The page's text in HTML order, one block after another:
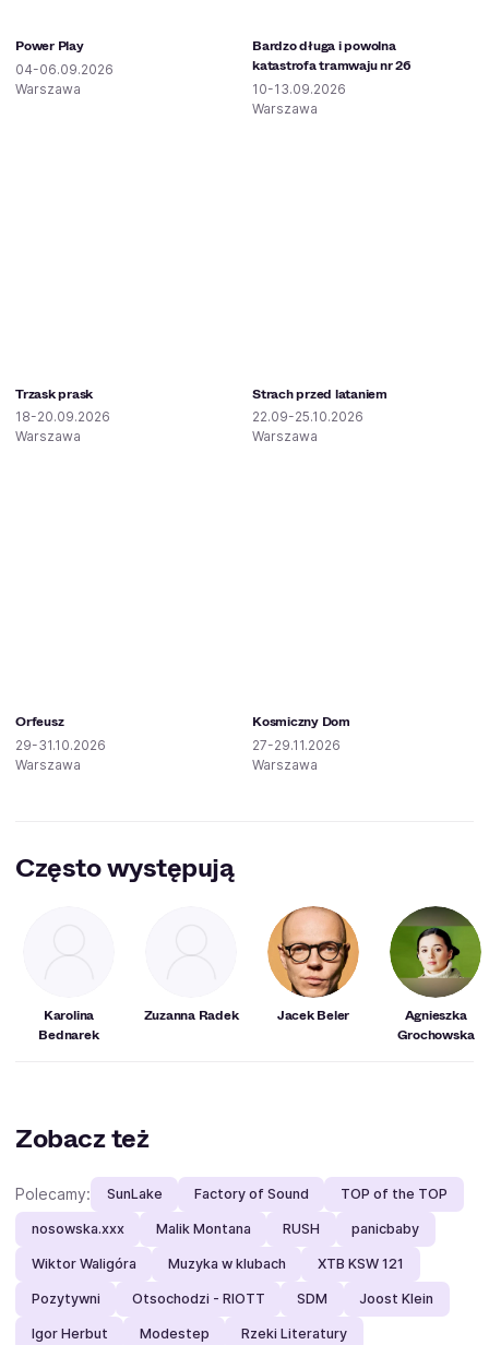
Power Play
04-06.09.2026
Warszawa
Bardzo długa i powolna
katastrofa tramwaju nr 26
10-13.09.2026
Warszawa
Trzask prask
18-20.09.2026
Warszawa
Strach przed lataniem
22.09-25.10.2026
Warszawa
Orfeusz
29-31.10.2026
Warszawa
Kosmiczny Dom
27-29.11.2026
Warszawa
Często występują
Karolina
Bednarek
Zuzanna Radek Jacek Beler
Agnieszka
Grochowska
Zobacz też
Polecamy: SunLake Factory of Sound TOP of the TOP
nosowska.xxx Malik Montana RUSH panicbaby
Wiktor Waligóra Muzyka w klubach XTB KSW 121
Pozytywni Otsochodzi - RIOTT SDM Joost Klein
Igor Herbut Modestep Rzeki Literatury